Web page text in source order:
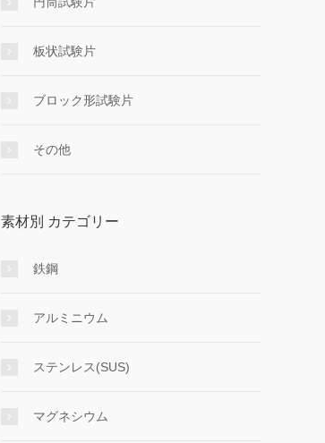
板状試験片
ブロック形試験片
その他
素材別 カテゴリー
鉄鋼
アルミニウム
ステンレス(SUS)
マグネシウム